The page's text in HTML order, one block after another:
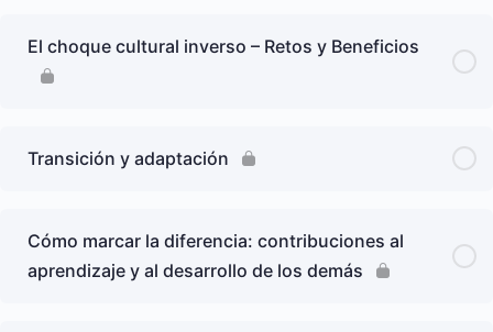
El choque cultural inverso – Retos y Beneficios
Transición y adaptación
Cómo marcar la diferencia: contribuciones al
aprendizaje y al desarrollo de los demás